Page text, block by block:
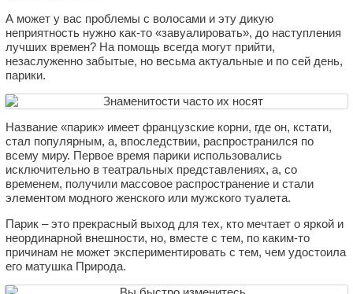
А может у вас проблемы с волосами и эту дикую
неприятность нужно как-то «завуалировать», до наступления
лучших времен? На помощь всегда могут прийти,
незаслуженно забытые, но весьма актуальные и по сей день,
парики.
Название «парик» имеет французские корни, где он, кстати,
стал популярным, а, впоследствии, распространился по
всему миру. Первое время парики использовались
исключительно в театральных представлениях, а, со
временем, получили массовое распространение и стали
элементом модного женского или мужского туалета.
Парик – это прекрасный выход для тех, кто мечтает о яркой и
неординарной внешности, но, вместе с тем, по каким-то
причинам не может экспериментировать с тем, чем удостоила
его матушка Природа.